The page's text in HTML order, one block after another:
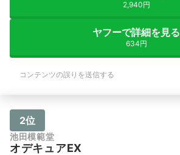
2,940円
ヤフーで詳細を見る
634円
コンテンツの誤りを送信する
2位
池田模範堂
オデキュアEX